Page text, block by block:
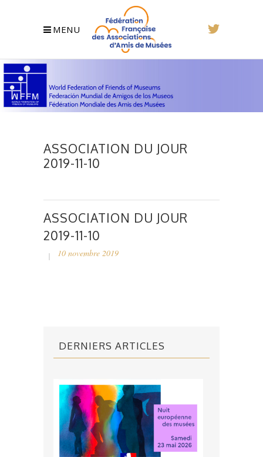
MENU
ASSOCIATION DU JOUR
2019-11-10
ASSOCIATION DU JOUR
2019-11-10
10 novembre 2019
DERNIERS ARTICLES